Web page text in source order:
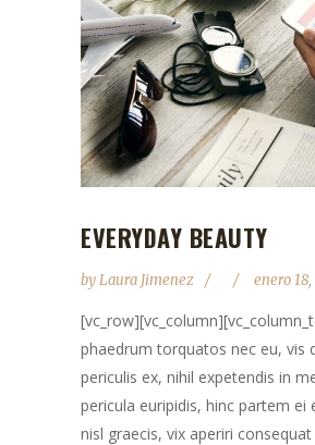
EVERYDAY BEAUTY
byLaura Jimenez enero 18,
phaedrum torquatos nec eu, vis
periculis ex, nihil expetendis in
pericula euripidis, hinc partem ei
nisl graecis, vix aperiri consequat